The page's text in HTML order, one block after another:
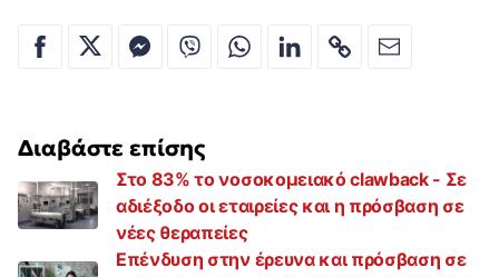
Διαβάστε επίσης
Στο 83% το νοσοκομειακό clawback - Σε
αδιέξοδο οι εταιρείες και η πρόσβαση σε
νέες θεραπείες
Επένδυση στην έρευνα και πρόσβαση σε